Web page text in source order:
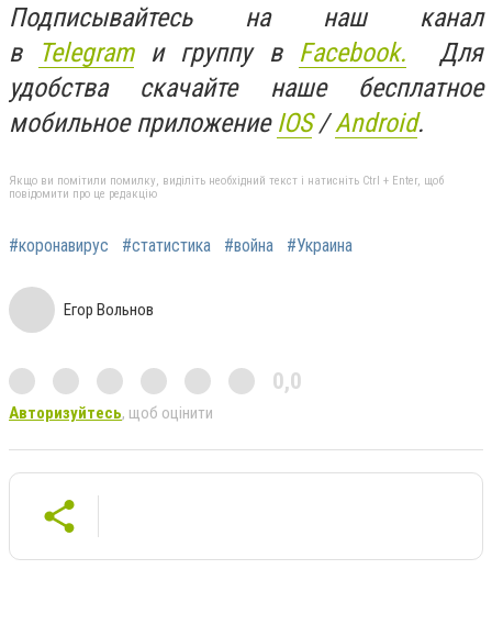
Подписывайтесь на наш канал
в
Telegramи группу в Facebook. Для
удобства скачайте наше бесплатное
мобильное приложение IOS/Android.
Якщо ви помітили помилку, виділіть необхідний текст і натисніть Ctrl + Enter, щоб
повідомити про це редакцію
#коронавирус #статистика #война #Украина
Егор Вольнов
0,0
Авторизуйтесь, щоб оцінити